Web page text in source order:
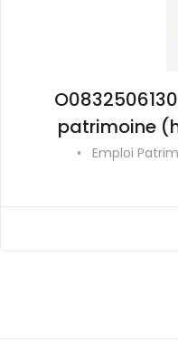
patrimoine
• Emploi